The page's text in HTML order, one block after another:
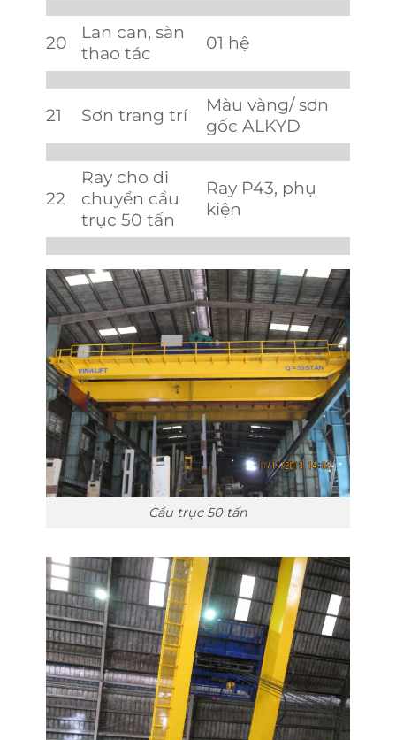
20
Lan can, sàn
thao tác
01 hệ
21 Sơn trang trí
Màu vàng/ sơn
gốc ALKYD
22
Ray cho di
chuyển cầu
trục 50 tấn
Ray P43, phụ
kiện
Cầu trục 50 tấn